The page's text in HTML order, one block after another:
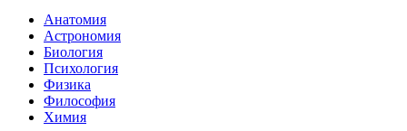
Анатомия
Астрономия
Биология
Психология
Физика
Философия
Химия